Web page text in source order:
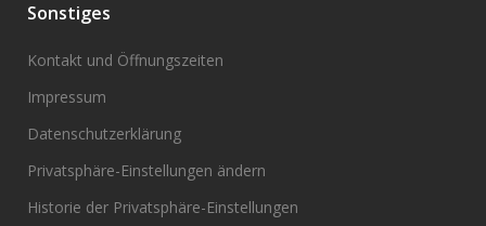
Sonstiges
Kontakt und Öffnungszeiten
Impressum
Datenschutzerklärung
Privatsphäre-Einstellungen ändern
Historie der Privatsphäre-Einstellungen